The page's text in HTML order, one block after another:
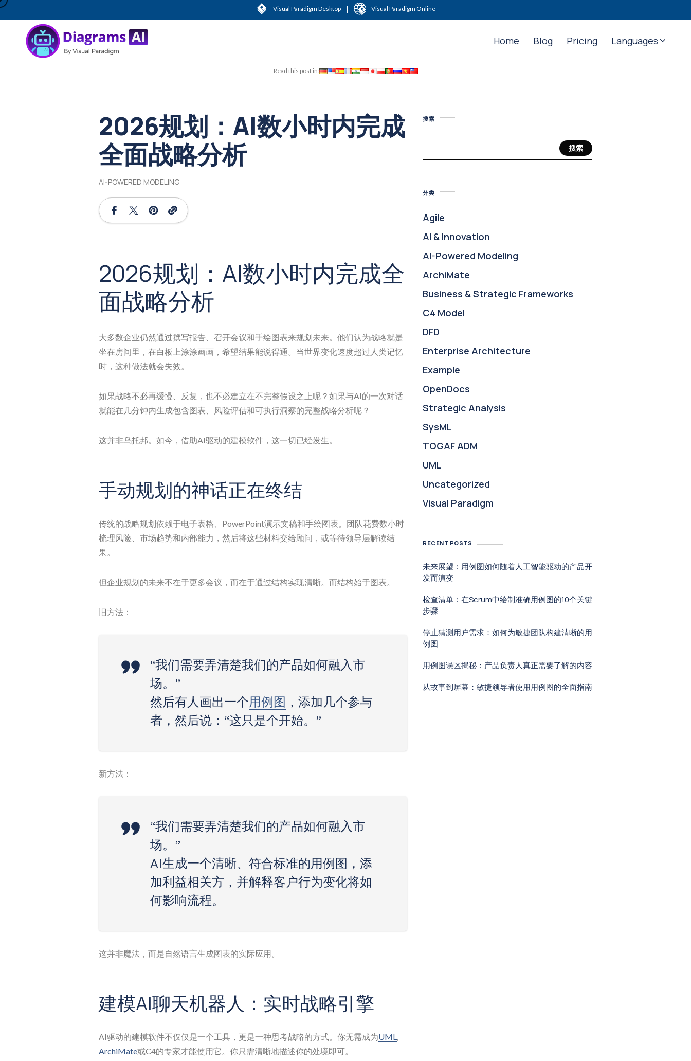
Visual Paradigm Desktop | Visual Paradigm Online
Home Blog Pricing Languages
Read this post in:
2026规划：AI数小时内完成
全面战略分析
AI-POWERED MODELING
2026规划：AI数小时内完成全
面战略分析
大多数企业仍然通过撰写报告、召开会议和手绘图表来规划未来。他们认为战略就是
坐在房间里，在白板上涂涂画画，希望结果能说得通。当世界变化速度超过人类记忆
时，这种做法就会失效。
如果战略不必再缓慢、反复，也不必建立在不完整假设之上呢？如果与AI的一次对话
就能在几分钟内生成包含图表、风险评估和可执行洞察的完整战略分析呢？
这并非乌托邦。如今，借助AI驱动的建模软件，这一切已经发生。
手动规划的神话正在终结
传统的战略规划依赖于电子表格、PowerPoint演示文稿和手绘图表。团队花费数小时
梳理风险、市场趋势和内部能力，然后将这些材料交给顾问，或等待领导层解读结
果。
但企业规划的未来不在于更多会议，而在于通过结构实现清晰。而结构始于图表。
旧方法：
“我们需要弄清楚我们的产品如何融入市
场。”
然后有人画出一个用例图 ，添加几个参与
者，然后说：“这只是个开始。”
新方法：
“我们需要弄清楚我们的产品如何融入市
场。”
AI生成一个清晰、符合标准的用例图，添
加利益相关方，并解释客户行为变化将如
何影响流程。
这并非魔法，而是自然语言生成图表的实际应用。
建模AI聊天机器人：实时战略引擎
AI驱动的建模软件不仅仅是一个工具，更是一种思考战略的方式。你无需成为UML,
ArchiMate或C4的专家才能使用它。你只需清晰地描述你的处境即可。
搜索
搜索
分类
Agile
AI & Innovation
AI-Powered Modeling
ArchiMate
Business & Strategic Frameworks
C4 Model
DFD
Enterprise Architecture
Example
OpenDocs
Strategic Analysis
SysML
TOGAF ADM
UML
Uncategorized
Visual Paradigm
RECENT POSTS
未来展望：用例图如何随着人工智能驱动的产品开
发而演变
检查清单：在Scrum中绘制准确用例图的10个关键
步骤
停止猜测用户需求：如何为敏捷团队构建清晰的用
例图
用例图误区揭秘：产品负责人真正需要了解的内容
从故事到屏幕：敏捷领导者使用用例图的全面指南